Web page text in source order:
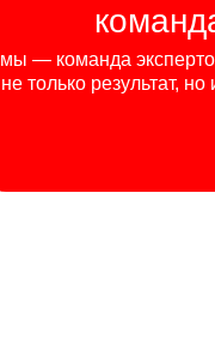
мы — команда
не только результат, но